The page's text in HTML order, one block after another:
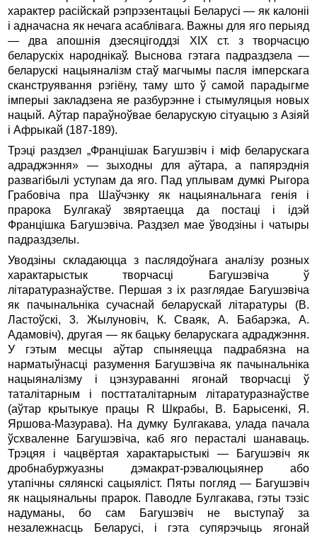
характер расійскай рэпрэзентацыі Беларусі — як калоніі
i адначасна як нечага асаблівага. Важны для яго перыяд
— два апошнія дзесяцігоддзі XIX ст. з творчасцю
беларускіх народнікаў. Выснова гэтага падраздзела —
беларускі нацыяналізм стаў магчымы пасля імперскага
сканструявання рэгіёну, таму што ў самой парадыгме
імперыі закладзена яе разбурэнне i стымуляцыя новых
нацый. Аўтар параўноўвае беларускую сітуацыю з Азіяй
і Афрыкай (187-189).
Трэці раздзел „Францішак Багушэвіч і міф беларускага
адраджэння» — зыходны для аўтара, a папярэднія
развагібылі уступам да яго. Пад уплывам думкі Рыгора
Грабовіча пра Шаўчэнку як нацыянальнага генія i
прарока Булгакаў звяртаецца да постаці i ідэй
Францішка Багушэвіча. Раздзел мае ўводзіны i чатыры
падраздзелы.
Уводзіны складаюцца з паслядоўнага аналізу розных
характарыстык творчасці Багушэвіча ў
літаратуразнаўстве. Першая з ix разглядае Багушэвіча
як пачынальніка сучаснай беларускай літаратуры (В.
Ластоўскі, 3. Жылуновіч, К. Сваяк, А. Бабарэка, А.
Адамовіч), другая — як бацьку беларускага адраджэння.
У гэтым месцы аўтар спыняецца падрабязна на
нарматыўнасці разумення Багушэвіча як пачынальніка
нацыяналізму i цэнзураванні ягонай творчасці ў
таталітарным i посттаталітарным літаратуразнаўстве
(аўтар крытыкуе працы R Шкрабы, В. Барысенкі, Я.
Яршова-Мазурава). На думку Булгакава, улада пачала
ўсхваленне Багушэвіча, каб яго перасталі шанаваць.
Трэцяя i чацвёртая характарыстыкі — Багушэвіч як
дробнабуржуазны дэмакрат-рэвалюцыянер або
утапічны сялянскі сацыяліст. Пяты погляд — Багушэвіч
як нацыянальны прарок. Паводле Бул­гакава, гэты тэзіс
надуманы, бо сам Багушэвіч не выступаў за
незалежнасць Беларусі, i гэта супярэчыць ягонай